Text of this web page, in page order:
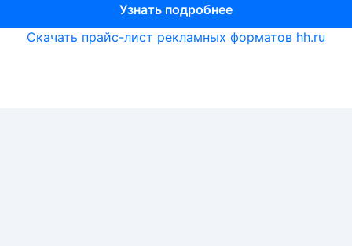
Узнать подробнее
Узнать подробнее
Скачать прайс-лист рекламных форматов hh.ru